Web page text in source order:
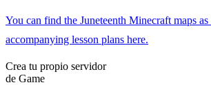
You can find the Juneteenth Minecraft maps
accompanying lesson plans here.
Crea tu propio servidor
de Game